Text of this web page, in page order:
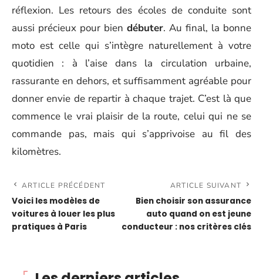
réflexion. Les retours des écoles de conduite sont
aussi précieux pour bien débuter. Au final, la bonne
moto est celle qui s’intègre naturellement à votre
quotidien : à l’aise dans la circulation urbaine,
rassurante en dehors, et suffisamment agréable pour
donner envie de repartir à chaque trajet. C’est là que
commence le vrai plaisir de la route, celui qui ne se
commande pas, mais qui s’apprivoise au fil des
kilomètres.
ARTICLE PRÉCÉDENT
Voici les modèles de
voitures à louer les plus
pratiques à Paris
ARTICLE SUIVANT
Bien choisir son assurance
auto quand on est jeune
conducteur : nos critères clés